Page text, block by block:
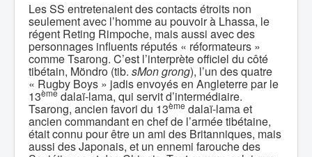
Les SS entretenaient des contacts étroits non
seulement avec l’homme au pouvoir à Lhassa, le
régent Reting Rimpoche, mais aussi avec des
personnages influents réputés « réformateurs »
comme Tsarong. C’est l’interprète officiel du côté
tibétain, Möndro (tib. sMon grong), l’un des quatre
« Rugby Boys » jadis envoyés en Angleterre par le
13ème dalaï-lama, qui servit d’intermédiaire.
Tsarong, ancien favori du 13ème dalaï-lama et
ancien commandant en chef de l’armée tibétaine,
était connu pour être un ami des Britanniques, mais
aussi des Japonais, et un ennemi farouche des